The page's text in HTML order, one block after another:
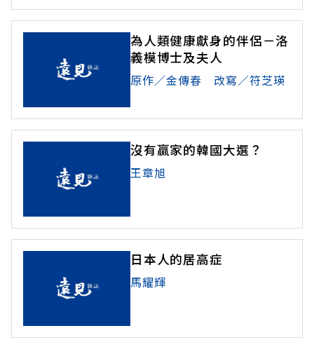
為人類健康獻身的伴侶－洛
義模博士及夫人
原作／金傳春 改寫／符芝瑛
沒有贏家的韓國大選？
王章旭
日本人的居高症
馬耀輝